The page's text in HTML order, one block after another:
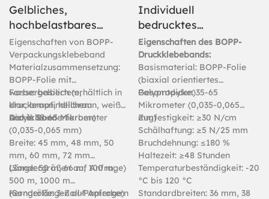
Gelbliches,
hochbelastbares
BOPP-
Verpackungsband
Eigenschaften von BOPP-
Verpackungsklebeband
Materialzusammensetzung:
BOPP-Folie mit
wasserbasiertem,
druckempfindlichem
Acrylkleber
Farbe: gelblich (erhältlich in
klar, braun, hellbraun, weiß
und in Sonderfarben)
Dicke: 35-65 Mikrometer
(0,035-0,065 mm)
Breite: 45 mm, 48 mm, 50
mm, 60 mm, 72 mm
(Sondergrößen auf Anfrage)
Länge: 50 m, 66 m, 100 m,
500 m, 1000 m
(Sonderlängen auf Anfrage)
Kerngröße: 3-Zoll-Papierkern
Individuell
bedrucktes
schwarzes BOPP-
Klebeband für den
Versand
Eigenschaften des BOPP-
Druckklebebands:
Basismaterial: BOPP-Folie
(biaxial orientiertes
Polypropylen)
Gesamtdicke: 35-65
Mikrometer (0,035-0,065
mm)
Zugfestigkeit: ≥30 N/cm
Schälhaftung: ≥5 N/25 mm
Bruchdehnung: ≤180 %
Haltezeit: ≥48 Stunden
Temperaturbeständigkeit: -20
°C bis 120 °C
Standardbreiten: 36 mm, 38